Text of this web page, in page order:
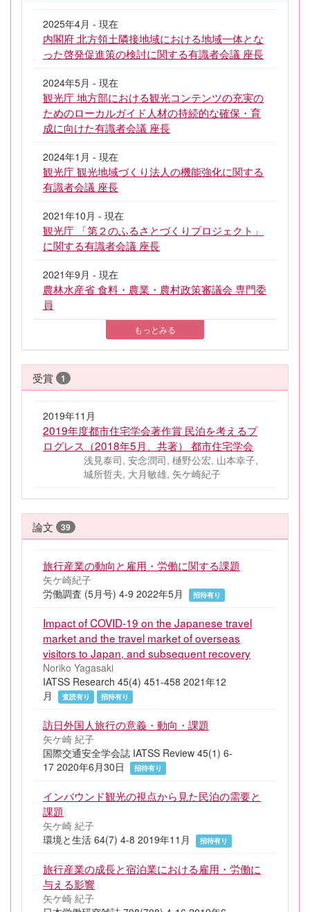
2025年4月 - 現在
内閣府 北方領土隣接地域における地域一体とな
った啓発促進策の検討に関する有識者会議 座長
2024年5月 - 現在
観光庁 地方部における観光コンテンツの充実の
ためのローカルガイド人材の持続的な確保・育
成に向けた有識者会議 座長
2024年1月 - 現在
観光庁 観光地域づくり法人の機能強化に関する
有識者会議 座長
2021年10月 - 現在
観光庁 「第２のふるさとづくりプロジェクト」
に関する有識者会議 座長
2021年9月 - 現在
農林水産省 食料・農業・農村政策審議会 専門委
員
もっとみる
受賞 1
2019年11月
2019年度都市住宅学会著作賞 民泊を考えるプ
ログレス（2018年5月、共著） 都市住宅学会
浅見泰司, 安念潤司, 樋野公宏, 山本幸子,
城所哲夫, 大月敏雄, 矢ケ崎紀子
論文 39
旅行産業の動向と雇用・労働に関する課題
矢ケ崎紀子
労働調査 (5月号) 4-9 2022年5月
招待有り
Impact of COVID-19 on the Japanese travel
market and the travel market of overseas
visitors to Japan, and subsequent recovery
Noriko Yagasaki
IATSS Research 45(4) 451-458 2021年12
月
査読有り 招待有り
訪日外国人旅行の意義・動向・課題
矢ケ崎 紀子
国際交通安全学会誌 IATSS Review 45(1) 6-
17 2020年6月30日
招待有り
インバウンド観光の視点から見た民泊の需要と
課題
矢ケ崎 紀子
環境と生活 64(7) 4-8 2019年11月
招待有り
旅行産業の成長と宿泊業における雇用・労働に
与える影響
矢ケ崎 紀子